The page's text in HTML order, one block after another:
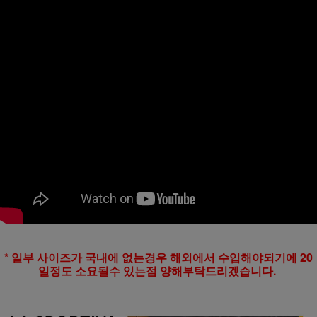
* 일부 사이즈가 국내에 없는경우 해외에서 수입해야되기에 20
일정도 소요될수 있는점 양해부탁드리겠습니다.